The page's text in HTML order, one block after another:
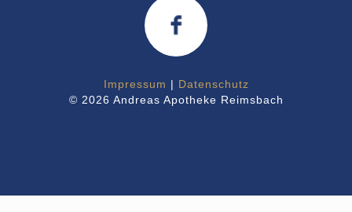
Impressum | Datenschutz
© 2026 Andreas Apotheke Reimsbach